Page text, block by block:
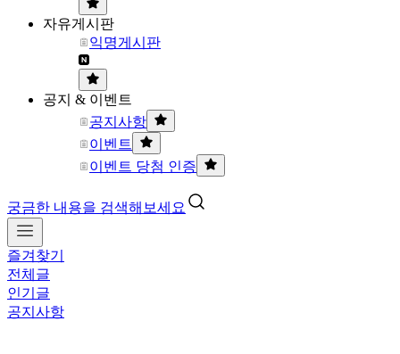
자유게시판
익명게시판
공지 & 이벤트
공지사항
이벤트
이벤트 당첨 인증
궁금한 내용을 검색해보세요
즐겨찾기
전체글
인기글
공지사항